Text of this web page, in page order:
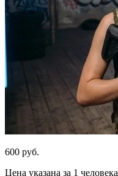
600 руб.
Цена указана за 1 человека